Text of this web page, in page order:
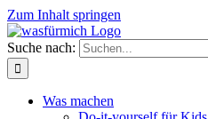
Zum Inhalt springen
Suche nach:
Was machen